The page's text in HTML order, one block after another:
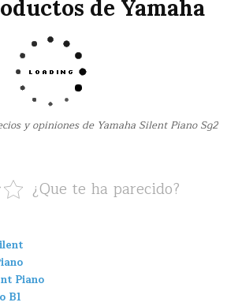
de Yamaha
y opiniones de Yamaha Silent Piano Sg2
¿Que te ha parecido?
Piano
B1